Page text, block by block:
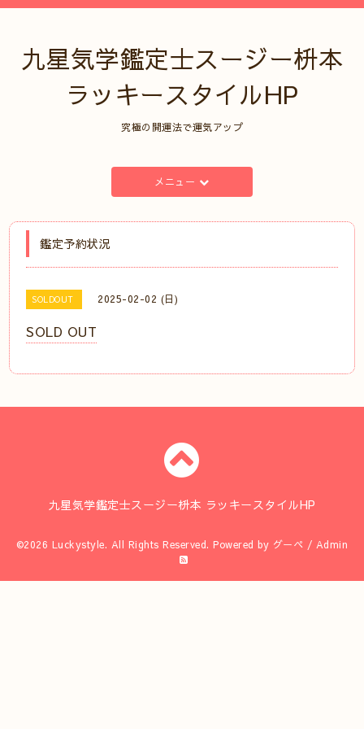
九星気学鑑定士スージー枡本
ラッキースタイルHP
究極の開運法で運気アップ
メニュー
鑑定予約状況
SOLDOUT 2025-02-02 (日)
SOLD OUT
九星気学鑑定士スージー枡本 ラッキースタイルHP
©2026 Luckystyle. All Rights Reserved. Powered by グーペ / Admin